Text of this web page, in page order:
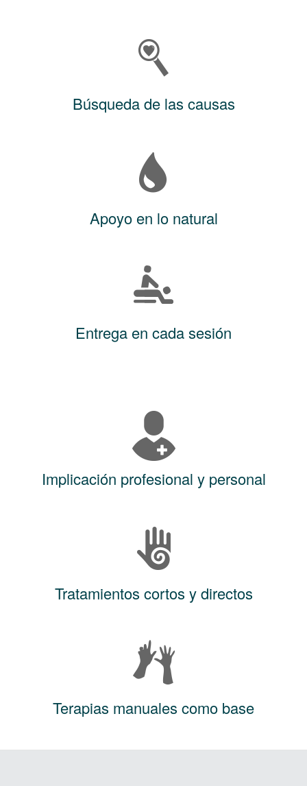
Búsqueda de las causas
Apoyo en lo natural
Entrega en cada sesión
Implicación profesional y personal
Tratamientos cortos y directos
Terapias manuales como base